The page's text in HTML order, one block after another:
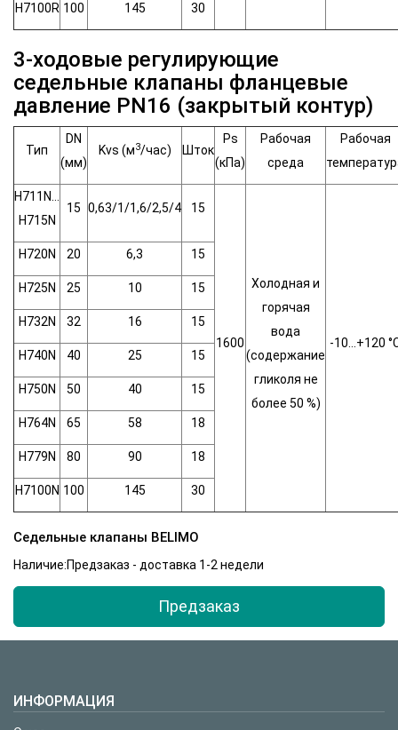
H7100R 100 145 30
3-ходовые регулирующие
седельные клапаны фланцевые
давление PN16 (закрытый контур)
Тип
DN
(мм)
Kvs (м3/час) Шток
Ps
(кПа)
Рабочая
среда
Рабочая
H711N…
H715N
15 0,63/1/1,6/2,5/4 15
1600
Холодная и
горячая
вода
(содержание
гликоля не
более 50 %)
-10…+120
H720N 20 6,3 15
H725N 25 10 15
H732N 32 16 15
H740N 40 25 15
H750N 50 40 15
H764N 65 58 18
H779N 80 90 18
H7100N 100 145 30
Седельные клапаны BELIMO
Наличие:Предзаказ - доставка 1-2 недели
Предзаказ
ИНФОРМАЦИЯ